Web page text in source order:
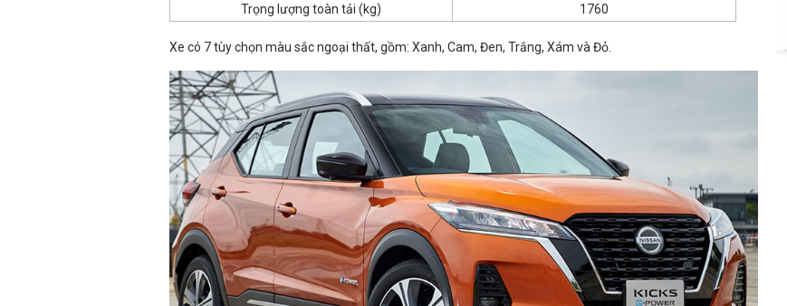
Trọng lượng toàn tải (kg)
1760
Xe có 7 tùy chọn màu sắc ngoại thất, gồm: Xanh, Cam, Đen, Trắng, Xám và Đỏ.